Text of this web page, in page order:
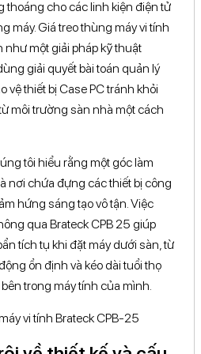
360°
mở rộng/thu hẹp linh hoạt để phù hợp
PC
thoáng cho các linh kiện điện tử
máy. Giá treo thùng máy vi tính
như một giải pháp kỹ thuật
giải quyết bài toán quản lý
vệ thiết bị Case PC tránh khỏi
môi trường sàn nhà một cách
tôi hiểu rằng một góc làm
nơi chứa đựng các thiết bị công
hứng sáng tạo vô tận. Việc
qua Brateck CPB 25 giúp
tích tụ khi đặt máy dưới sàn, từ
ổn định và kéo dài tuổi thọ
trong máy tính của mình.